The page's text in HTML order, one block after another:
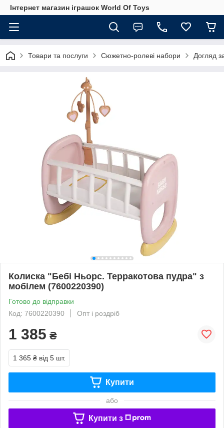
Інтернет магазин іграшок World Of Toys
Товари та послуги Сюжетно-ролеві набори Догляд
Колиска "Бебi Ньорс. Терракотова пудра" з
мобілем (7600220390)
Готово до відправки
Код: 7600220390
Опт і роздріб
1 385 ₴
1 365 ₴ від 5 шт.
Купити
або
Купити з